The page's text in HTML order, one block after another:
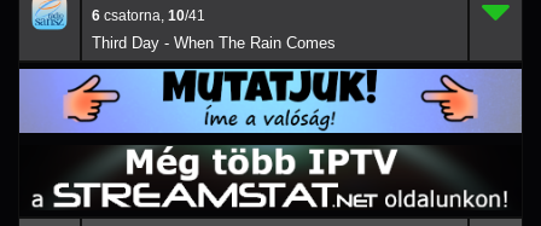
7. 6 , 10/41
Third Day - When The Rain Comes
10/41